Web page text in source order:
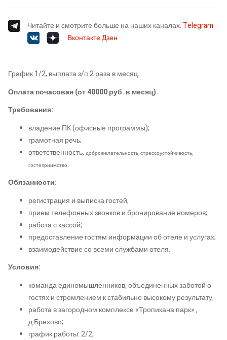
Читайте и смотрите больше на наших каналах:Telegram
ВконтактеДзен
График 1/2, выплата з/п 2 раза в месяц.
Оплата почасовая (от 40000 руб. в месяц).
Требования:
владение ПК (офисные программы);
грамотная речь;
ответственность, доброжелательность,стрессоустойчивость,
гостеприимство.
Обязанности:
регистрация и выписка гостей;
прием телефонных звонков и бронирование номеров;
работа с кассой;
предоставление гостям информации об отеле и услугах;
взаимодействие со всеми службами отеля.
Условия:
команда единомышленников, объединенных заботой о
гостях и стремлением к стабильно высокому результату;
работа в загородном комплексе «Тропикана парк» ,
д.Брехово;
график работы: 2/2,